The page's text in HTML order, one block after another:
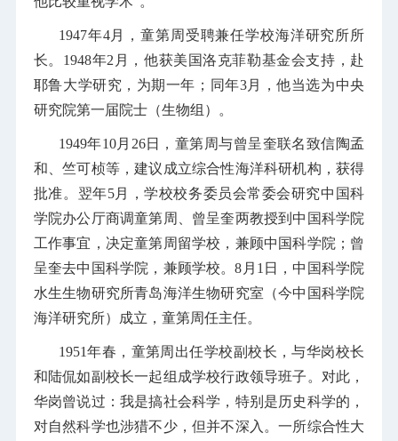
1947年4月，童第周受聘兼任学校海洋研究所所
长。1948年2月，他获美国洛克菲勒基金会支持，赴
耶鲁大学研究，为期一年；同年3月，他当选为中央
研究院第一届院士（生物组）。
1949年10月26日，童第周与曾呈奎联名致信陶孟
和、竺可桢等，建议成立综合性海洋科研机构，获得
批准。翌年5月，学校校务委员会常委会研究中国科
学院办公厅商调童第周、曾呈奎两教授到中国科学院
工作事宜，决定童第周留学校，兼顾中国科学院；曾
呈奎去中国科学院，兼顾学校。8月1日，中国科学院
水生生物研究所青岛海洋生物研究室（今中国科学院
海洋研究所）成立，童第周任主任。
1951年春，童第周出任学校副校长，与华岗校长
和陆侃如副校长一起组成学校行政领导班子。对此，
华岗曾说过：我是搞社会科学，特别是历史科学的，
对自然科学也涉猎不少，但并不深入。一所综合性大